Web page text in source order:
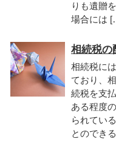
りも遺贈
場合には
相続税の
相続税に
ており、
続税を支
ある程度
られてい
とのでき